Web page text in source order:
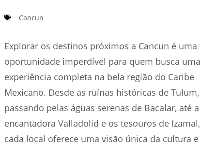
Cancun
Explorar os destinos próximos a Cancun é uma
oportunidade imperdível para quem busca uma
experiência completa na bela região do Caribe
Mexicano. Desde as ruínas históricas de Tulum,
passando pelas águas serenas de Bacalar, até a
encantadora Valladolid e os tesouros de Izamal,
cada local oferece uma visão única da cultura e